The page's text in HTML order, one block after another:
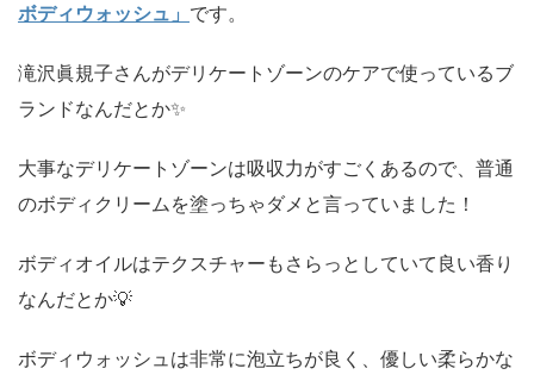
ボディウォッシュ」 です。
滝沢眞規子さんがデリケートゾーンのケアで使っているブ
ランドなんだとか✨
大事なデリケートゾーンは吸収力がすごくあるので、普通
のボディクリームを塗っちゃダメと言っていました！
ボディオイルはテクスチャーもさらっとしていて良い香り
なんだとか💡
ボディウォッシュは非常に泡立ちが良く、優しい柔らかな